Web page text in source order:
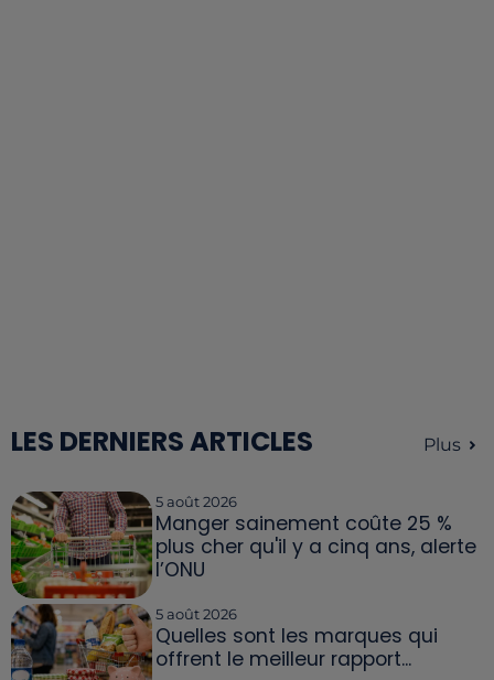
LES DERNIERS ARTICLES Plus
5 août 2026
Manger sainement coûte 25 %
plus cher qu'il y a cinq ans, alerte
l’ONU
5 août 2026
Quelles sont les marques qui
offrent le meilleur rapport...